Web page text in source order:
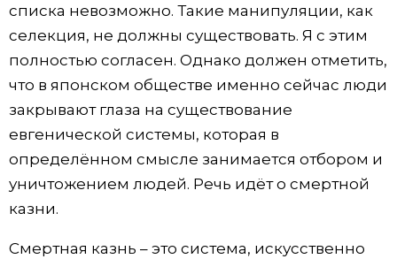
списка невозможно. Такие манипуляции, как
селекция, не должны существовать. Я с этим
полностью согласен. Однако должен отметить,
что в японском обществе именно сейчас люди
закрывают глаза на существование
евгенической системы, которая в
определённом смысле занимается отбором и
уничтожением людей. Речь идёт о смертной
казни.
Смертная казнь – это система, искусственно